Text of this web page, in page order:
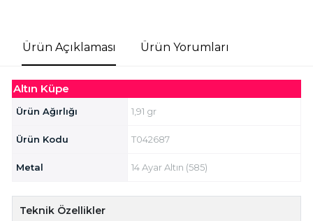
Ürün Açıklaması Ürün Yorumları
Altın Küpe
Ürün Ağırlığı 1,91 gr
Ürün Kodu T042687
Metal 14 Ayar Altın (585)
Teknik Özellikler